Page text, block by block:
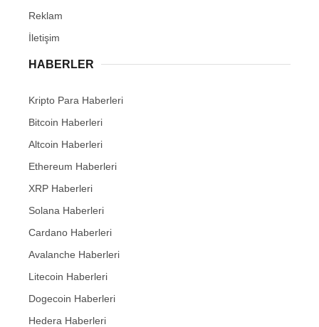
Reklam
İletişim
HABERLER
Kripto Para Haberleri
Bitcoin Haberleri
Altcoin Haberleri
Ethereum Haberleri
XRP Haberleri
Solana Haberleri
Cardano Haberleri
Avalanche Haberleri
Litecoin Haberleri
Dogecoin Haberleri
Hedera Haberleri